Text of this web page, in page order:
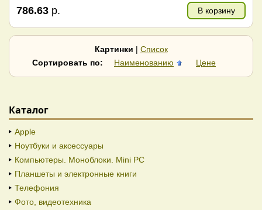
786.63 р. В корзину
Картинки | Список
Сортировать по:
Наименованию Цене
Каталог
Apple
Ноутбуки и аксессуары
Компьютеры. Моноблоки. Mini PC
Планшеты и электронные книги
Телефония
Фото, видеотехника